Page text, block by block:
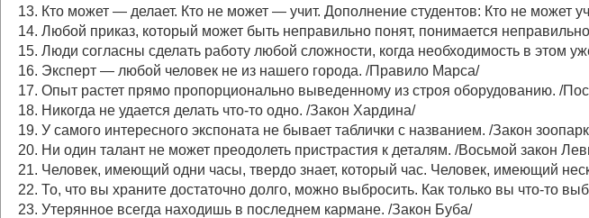
13. Кто может — делает. Кто не может — учит. Дополнение студентов: Кто не может
14. Любой приказ, который может быть неправильно понят, понимается
15. Люди согласны сделать работу любой сложности, когда необходимость в этом
16. Эксперт — любой человек не из нашего города. /Правило Марса/
17. Опыт растет прямо пропорционально выведенному из строя оборудованию. /
18. Никогда не удается делать что-то одно. /Закон Хардина/
19. У самого интересного экспоната не бывает таблички с названием. /Закон
20. Ни один талант не может преодолеть пристрастия к деталям. /Восьмой закон
21. Человек, имеющий одни часы, твердо знает, который час. Человек, имеющий
22. То, что вы храните достаточно долго, можно выбросить. Как только вы что-то
23. Утерянное всегда находишь в последнем кармане. /Закон Буба/